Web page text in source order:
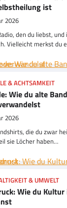
ist
2026
den du liebst,
Vielleicht merkst du
& ACHTSAMKEIT
Wie du alte
2026
die du zwar
sie Löcher haben…
& UMWELT
Wie du